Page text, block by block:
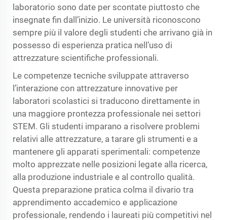
laboratorio sono date per scontate piuttosto che
insegnate fin dall’inizio. Le università riconoscono
sempre più il valore degli studenti che arrivano già in
possesso di esperienza pratica nell’uso di
attrezzature scientifiche professionali.
Le competenze tecniche sviluppate attraverso
l’interazione con attrezzature innovative per
laboratori scolastici si traducono direttamente in
una maggiore prontezza professionale nei settori
STEM. Gli studenti imparano a risolvere problemi
relativi alle attrezzature, a tarare gli strumenti e a
mantenere gli apparati sperimentali: competenze
molto apprezzate nelle posizioni legate alla ricerca,
alla produzione industriale e al controllo qualità.
Questa preparazione pratica colma il divario tra
apprendimento accademico e applicazione
professionale, rendendo i laureati più competitivi nel